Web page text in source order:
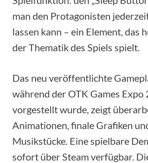
man den Protagonisten
lassen kann – ein Element, das
der Thematik des Spiels spielt.
Das neu veröffentlichte
während der OTK Games Expo
vorgestellt wurde, zeigt
Animationen, finale Grafiken
Musikstücke. Eine spielbare
sofort über Steam verfügbar.